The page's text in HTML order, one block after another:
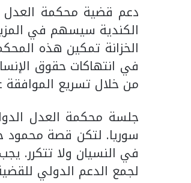
دعم قضية محكمة العدل
الكندية سيسهم في
الخزانة تمكين هذه
في انتهاكات حقوق
من خلال تسريع الموافقة
جلسة محكمة العدل
سوريا. لتكن قصة محمود
في النسيان ولا تتكرر.
لجمع الدعم الدولي